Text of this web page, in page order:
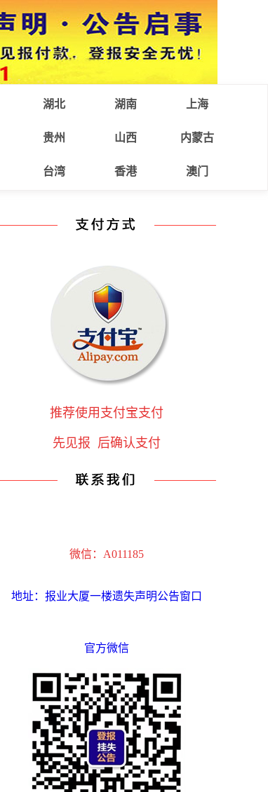
湖北 湖南 上海
贵州 山西 内蒙古
台湾 香港 澳门
推荐使用支付宝支付
先见报 后确认支付
微信：A011185
地址：报业大厦一楼遗失声明公告窗口
官方微信